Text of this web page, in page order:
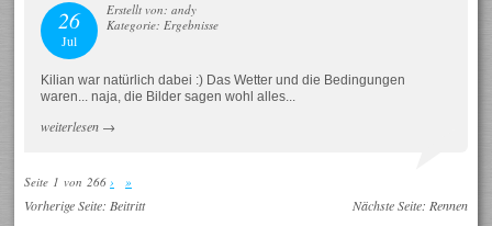
26
Jul
Erstellt von: andy
Kategorie: Ergebnisse
Kilian war natürlich dabei :) Das Wetter und die Bedingungen
waren... naja, die Bilder sagen wohl alles...
weiterlesen →
Seite 1 von 266 › »
Vorherige Seite: Beitritt Nächste Seite: Rennen